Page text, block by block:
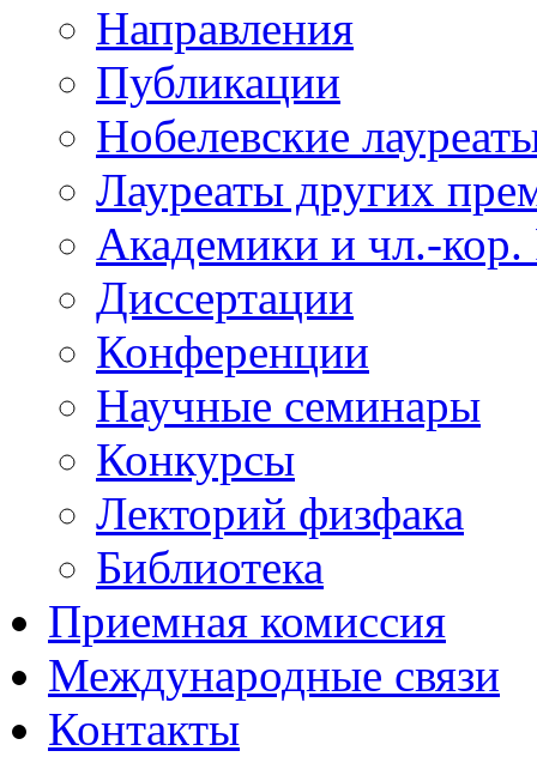
Направления
Публикации
Нобелевские
Лауреаты других
Академики и чл.-
Диссертации
Конференции
Научные семинары
Конкурсы
Лекторий физфака
Библиотека
Приемная комиссия
Международные связи
Контакты